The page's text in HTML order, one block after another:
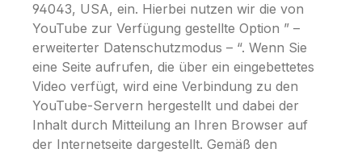
94043, USA, ein. Hierbei nutzen wir die von
YouTube zur Verfügung gestellte Option ” –
erweiterter Datenschutzmodus – “. Wenn Sie
eine Seite aufrufen, die über ein eingebettetes
Video verfügt, wird eine Verbindung zu den
YouTube-Servern hergestellt und dabei der
Inhalt durch Mitteilung an Ihren Browser auf
der Internetseite dargestellt. Gemäß den